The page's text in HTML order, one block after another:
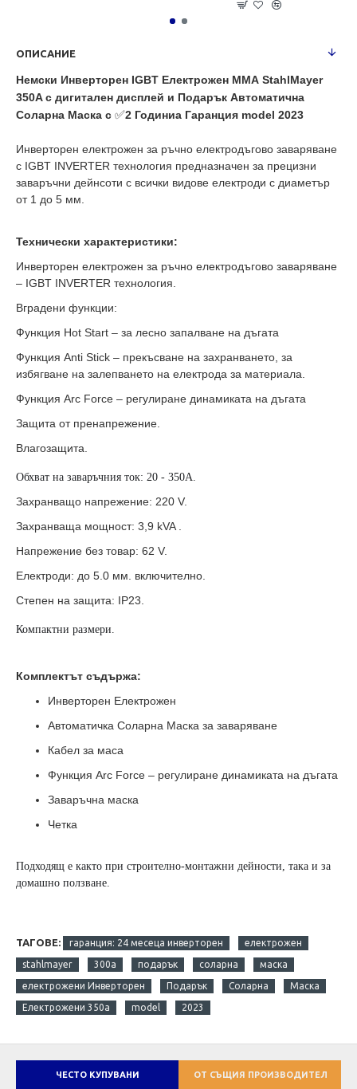
ОПИСАНИЕ
Немски Инверторен IGBT Електрожен ММА StahlMayer
350A с дигитален дисплей и Подарък Автоматична
Соларна Маска с ✅2 Годиниа Гаранция model 2023
Инверторен електрожен за ръчно електродъгово заваряване
с IGBT INVERTER технология предназначен за прецизни
заваръчни дейнсоти с всички видове електроди с диаметър
от 1 до 5 мм.
Технически характеристики:
Инверторен електрожен за ръчно електродъгово заваряване
– IGBT INVERTER технология.
Вградени функции:
Функция Hot Start – за лесно запалване на дъгата
Функция Anti Stick – прекъсване на захранването, за
избягване на залепването на електрода за материала.
Функция Arc Force – регулиране динамиката на дъгата
Защита от пренапрежение.
Влагозащита.
Обхват на заваръчния ток: 20 - 350А.
Захранващо напрежение: 220 V.
Захранваща мощност: 3,9 kVA .
Напрежение без товар: 62 V.
Електроди: до 5.0 мм. включително.
Степен на защита: IP23.
Компактни размери.
Комплектът съдържа:
Инверторен Електрожен
Автоматичка Соларна Маска за заваряване
Кабел за маса
Функция Arc Force – регулиране динамиката на дъгата
Заваръчна маска
Четка
Подходящ е както при строително-монтажни дейности, така и за
домашно ползване.
ТАГОВЕ: гаранция: 24 месеца инверторен eлектрожен
stahlmayer 300a подарък соларна маска
електрожени Инверторен Подарък Соларна Маска
Електрожени 350a model 2023
ЧЕСТО КУПУВАНИ ОТ СЪЩИЯ ПРОИЗВОДИТЕЛ